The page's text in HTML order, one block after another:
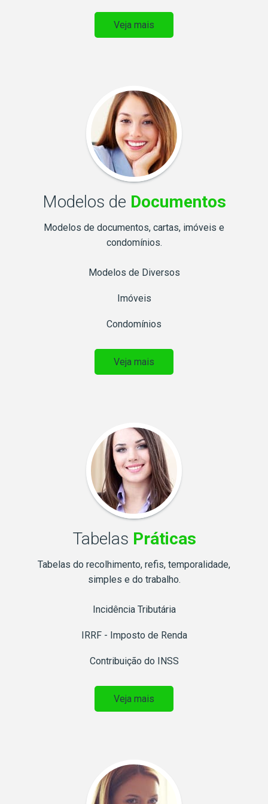
Veja mais
Modelos de Documentos
Modelos de documentos, cartas, imóveis e
condomínios.
Modelos de Diversos
Imóveis
Condomínios
Veja mais
Tabelas Práticas
Tabelas do recolhimento, refis, temporalidade,
simples e do trabalho.
Incidência Tributária
IRRF - Imposto de Renda
Contribuição do INSS
Veja mais